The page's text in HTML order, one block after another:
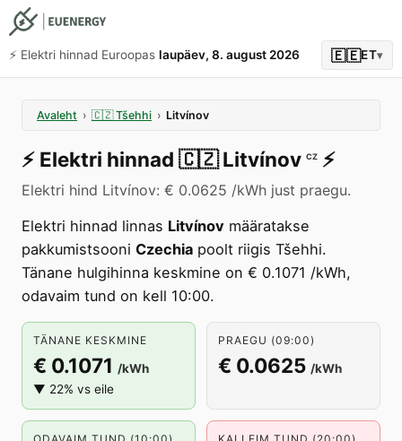
⚡️ Elektri hinnad Euroopas laupäev, 8. august 2026 🇪🇪ET▾
Avaleht › 🇨🇿 Tšehhi › Litvínov
⚡️ Elektri hinnad 🇨🇿 Litvínov CZ ⚡️
Elektri hind Litvínov: € 0.0625 /kWh just praegu.
Elektri hinnad linnas Litvínov määratakse
pakkumistsooni Czechia poolt riigis Tšehhi.
Tänane hulgihinna keskmine on € 0.1071 /kWh,
odavaim tund on kell 10:00.
TÄNANE KESKMINE
€ 0.1071 /kWh
▼ 22% vs eile
PRAEGU (09:00)
€ 0.0625 /kWh